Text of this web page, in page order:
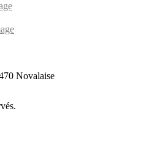
Novalaise